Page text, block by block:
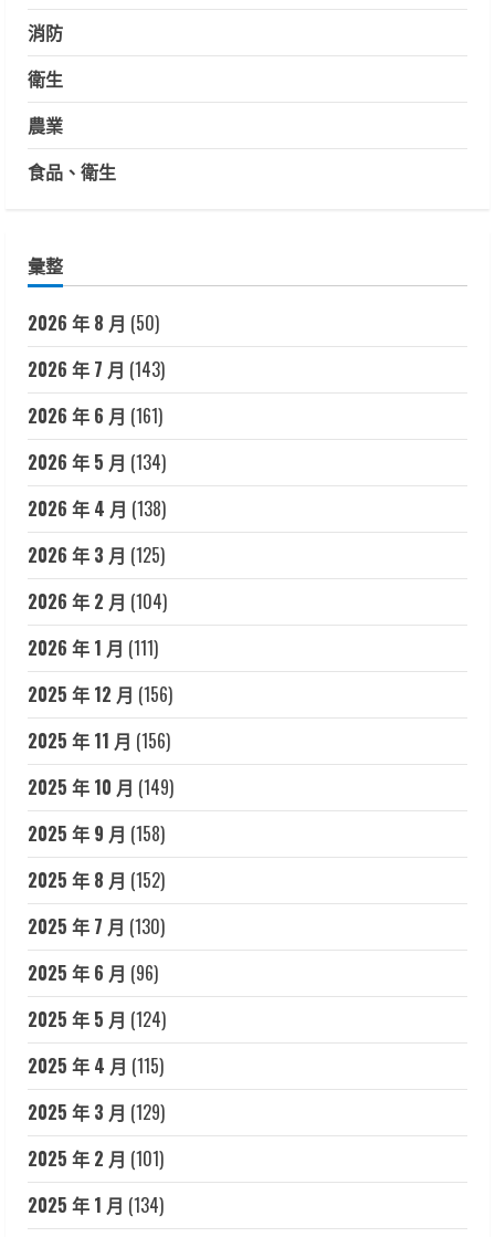
消防
衛生
農業
食品、衛生
彙整
2026 年 8 月 (50)
2026 年 7 月 (143)
2026 年 6 月 (161)
2026 年 5 月 (134)
2026 年 4 月 (138)
2026 年 3 月 (125)
2026 年 2 月 (104)
2026 年 1 月 (111)
2025 年 12 月 (156)
2025 年 11 月 (156)
2025 年 10 月 (149)
2025 年 9 月 (158)
2025 年 8 月 (152)
2025 年 7 月 (130)
2025 年 6 月 (96)
2025 年 5 月 (124)
2025 年 4 月 (115)
2025 年 3 月 (129)
2025 年 2 月 (101)
2025 年 1 月 (134)